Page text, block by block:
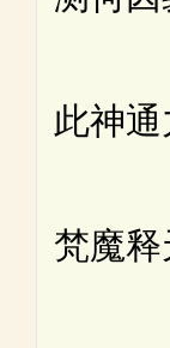
有
此神通
为
梵魔释
唯